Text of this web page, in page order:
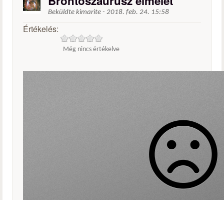
Beküldte kimarite - 2018. feb. 24. 15:58
Értékelés:
Még nincs értékelve